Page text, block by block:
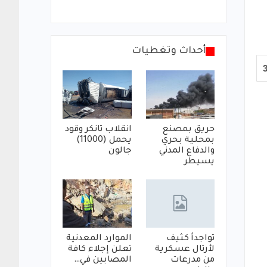
أحداث وتغطيات
حريق بمصنع
بمحلية بحري
والدفاع المدني
يسيطر
انقلاب تانكر وقود
يحمل (11000)
جالون
تواجدأ كثيف
لأرتال عسكرية
من مدرعات
الموارد المعدنية
تعلن إجلاء كافة
المصابين في…